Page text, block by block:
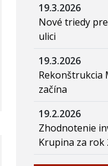
19.3.2026
Nové triedy
ulici
19.3.2026
Rekonštrukcia
začína
19.2.2026
Zhodnotenie
Krupina za rok